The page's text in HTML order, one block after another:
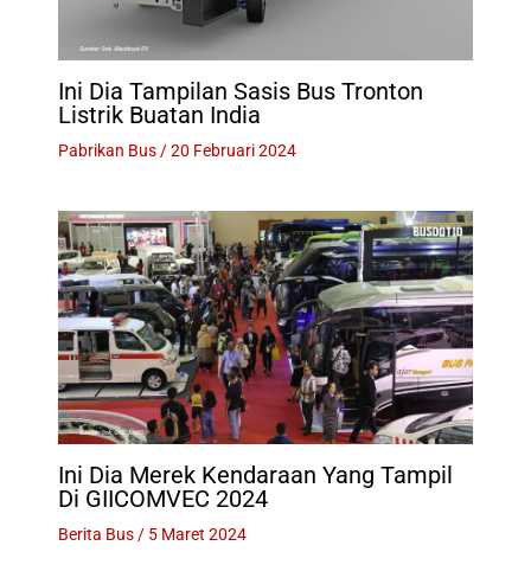
Ini Dia Tampilan Sasis Bus Tronton
Listrik Buatan India
Pabrikan Bus/20 Februari 2024
Ini Dia Merek Kendaraan Yang Tampil
Di GIICOMVEC 2024
Berita Bus/ 5 Maret 2024